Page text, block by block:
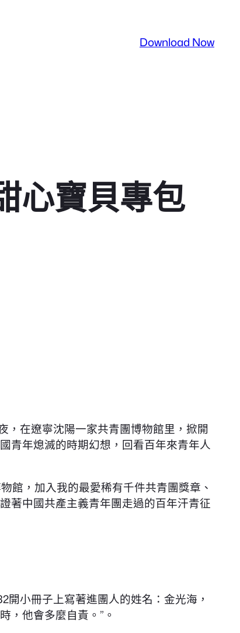
Download Now
心寶貝專包
，在遼寧沈陽一家共青團博物館里，掀開
青年熄滅的時期幻想，回看百年來青年人
館，加入我的最愛稀有千件共青團獎章、
著中國共產主義青年團走過的百年汗青征
開小冊子上寫著進團人的姓名：金光海，
，他會多麼自責。”。